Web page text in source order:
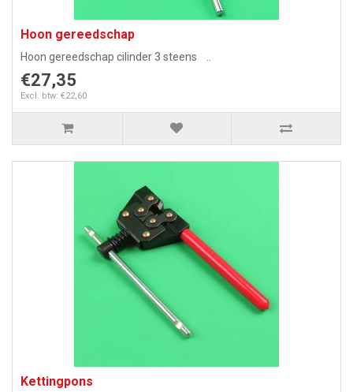
Hoon gereedschap
Hoon gereedschap cilinder 3 steens ..
€27,35
Excl. btw: €22,60
Kettingpons